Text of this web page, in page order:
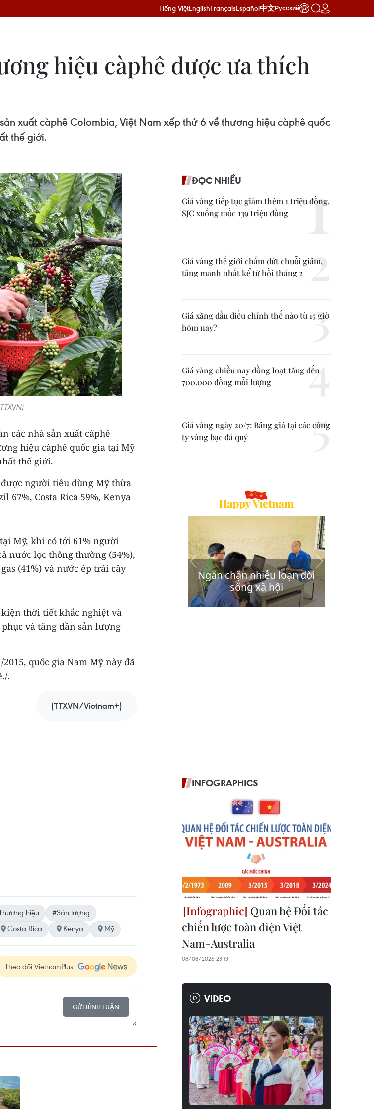
Tiếng ViệtEnglishFrançaisEspañol中文Русский
hiệu càphê được ưa thích
xuất càphê Colombia, Việt Nam xếp thứ 6 về thương hiệu càphê quốc
thế giới.
các nhà sản xuất càphê
hiệu càphê quốc gia tại Mỹ
thế giới.
người tiêu dùng Mỹ thừa
67%, Costa Rica 59%, Kenya
Mỹ, khi có tới 61% người
nước lọc thông thường (54%),
(41%) và nước ép trái cây
thời tiết khắc nghiệt và
và tăng dần sản lượng
quốc gia Nam Mỹ này đã
.
(TTXVN/Vietnam+)
hiệu
#Sản lượng
Costa Rica Kenya Mỹ
Theo dõi VietnamPlus
GỬI BÌNH LUẬN
ĐỌC NHIỀU
Giá vàng tiếp tục giảm thêm 1 triệu đồng,
SJC xuống mốc 139 triệu đồng
Giá vàng thế giới chấm dứt chuỗi giảm,
tăng mạnh nhất kể từ hồi tháng 2
Giá xăng dầu điều chỉnh thế nào từ 15 giờ
hôm nay?
Giá vàng chiều nay đồng loạt tăng đến
700.000 đồng mỗi lượng
Giá vàng ngày 20/7: Bảng giá tại các công
ty vàng bạc đá quý
INFOGRAPHICS
Quan hệ Đối tác
chiến lược toàn diện Việt
Nam-Australia
08/08/2026 23:13
VIDEO